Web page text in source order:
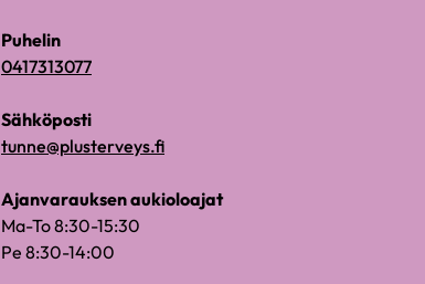
Puhelin
0417313077
Sähköposti
tunne@plusterveys.fi
Ajanvarauksen aukioloajat
Ma-To 8:30-15:30
Pe 8:30-14:00